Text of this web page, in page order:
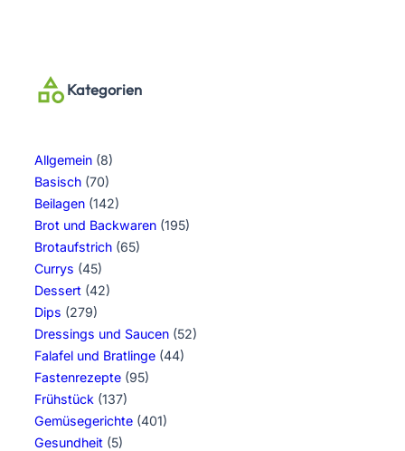
Kategorien
Allgemein (8)
Basisch (70)
Beilagen (142)
Brot und Backwaren (195)
Brotaufstrich (65)
Currys (45)
Dessert (42)
Dips (279)
Dressings und Saucen (52)
Falafel und Bratlinge (44)
Fastenrezepte (95)
Frühstück (137)
Gemüsegerichte (401)
Gesundheit (5)